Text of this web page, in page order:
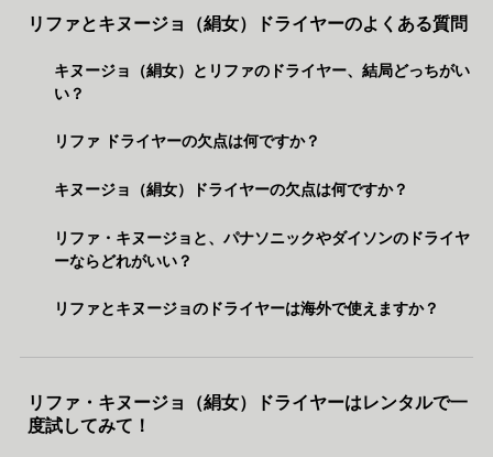
リファとキヌージョ（絹女）ドライヤーのよくある質問
キヌージョ（絹女）とリファのドライヤー、結局どっちがい
い？
リファ ドライヤーの欠点は何ですか？
キヌージョ（絹女）ドライヤーの欠点は何ですか？
リファ・キヌージョと、パナソニックやダイソンのドライヤ
ーならどれがいい？
リファとキヌージョのドライヤーは海外で使えますか？
リファ・キヌージョ（絹女）ドライヤーはレンタルで一
度試してみて！